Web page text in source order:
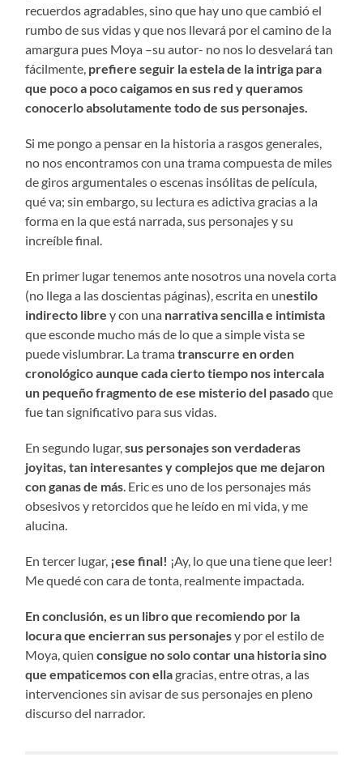
recuerdos agradables, sino que hay uno que cambió el
rumbo de sus vidas y que nos llevará por el camino de la
amargura pues Moya –su autor- no nos lo desvelará tan
fácilmente, prefiere seguir la estela de la intriga para
que poco a poco caigamos en sus red y queramos
conocerlo absolutamente todo de sus personajes.
Si me pongo a pensar en la historia a rasgos generales,
no nos encontramos con una trama compuesta de miles
de giros argumentales o escenas insólitas de película,
qué va; sin embargo, su lectura es adictiva gracias a la
forma en la que está narrada, sus personajes y su
increíble final.
En primer lugar tenemos ante nosotros una novela corta
(no llega a las doscientas páginas), escrita en unestilo
indirecto librey con una narrativa sencilla e intimista
que esconde mucho más de lo que a simple vista se
puede vislumbrar. La tramatranscurre en orden
cronológico aunque cada cierto tiempo nos intercala
un pequeño fragmento de ese misterio del pasadoque
fue tan significativo para sus vidas.
En segundo lugar,sus personajes son verdaderas
joyitas, tan interesantes y complejos que me dejaron
con ganas de más. Eric es uno de los personajes más
obsesivos y retorcidos que he leído en mi vida, y me
alucina.
En tercer lugar, ¡ese final! ¡Ay, lo que una tiene que leer!
Me quedé con cara de tonta, realmente impactada.
En conclusión, es un libro que recomiendo por la
locura que encierran sus personajesy por el estilo de
Moya, quienconsigue no solo contar una historia sino
que empaticemos con ellagracias, entre otras, a las
intervenciones sin avisar de sus personajes en pleno
discurso del narrador.